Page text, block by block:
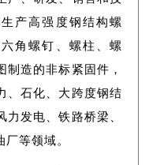
产高强度钢结构螺
角螺钉、螺柱、螺
造的非标紧固件，
、石化、大跨度钢结
发电、铁路桥梁、
等领域。